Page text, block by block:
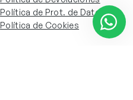
Política de Prot. de Datos
Política de Cookies